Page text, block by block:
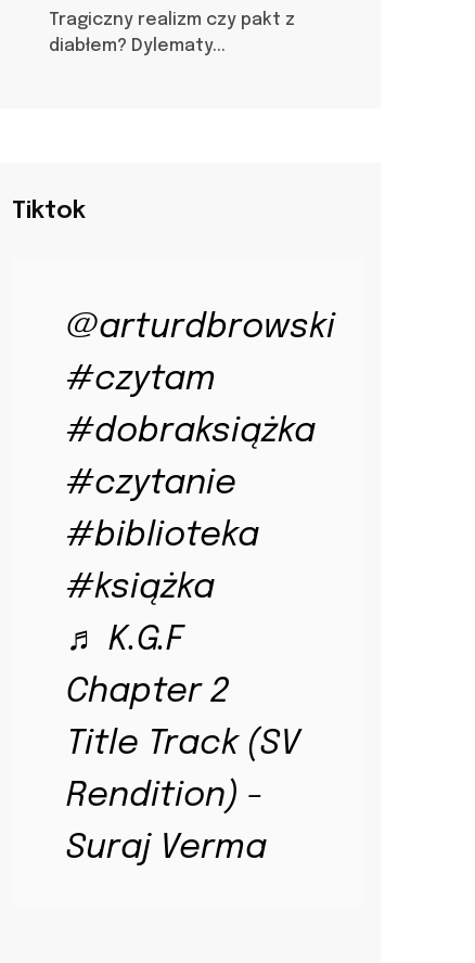
Tragiczny realizm czy pakt z
diabłem? Dylematy...
Tiktok
@arturdbrowski
#czytam
#dobraksiążka
#czytanie
#biblioteka
#książka
♬ K.G.F
Chapter 2
Title Track (SV
Rendition) -
Suraj Verma